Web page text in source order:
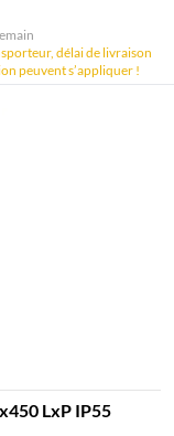
délai de livraison
peuvent s’appliquer !
LxP IP55